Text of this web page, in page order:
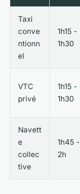
Taxi
conve
ntionn
el
1h15 -
1h30
VTC
privé
1h15 -
1h30
Navett
e
collec
tive
1h45 -
2h